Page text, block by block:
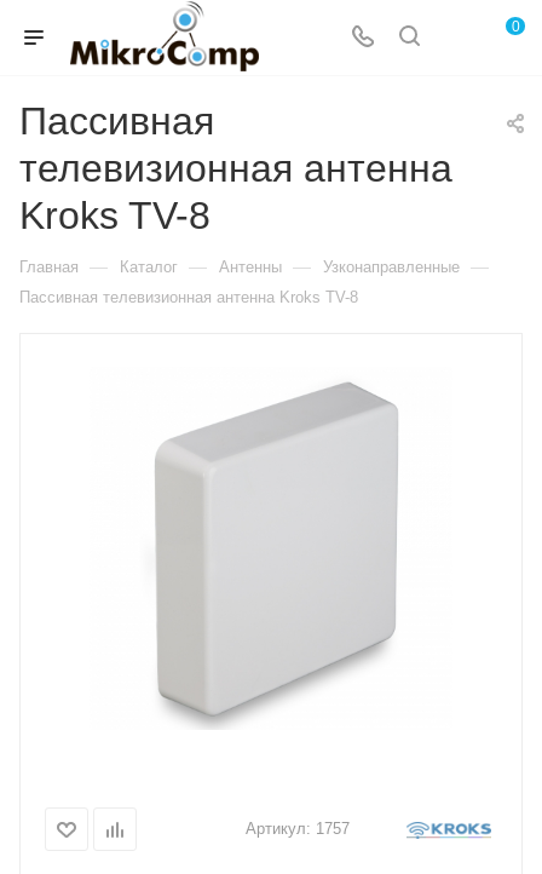
0
Пассивная
телевизионная антенна
Kroks TV-8
Главная — Каталог — Антенны — Узконаправленные —
Пассивная телевизионная антенна Kroks TV-8
Артикул: 1757